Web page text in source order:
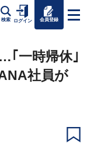
検索 ログイン 会員登録
｢一時帰休｣
社員が